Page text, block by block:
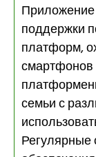
Приложение
поддержки
платформ,
смартфонов
семьи с
Регулярные